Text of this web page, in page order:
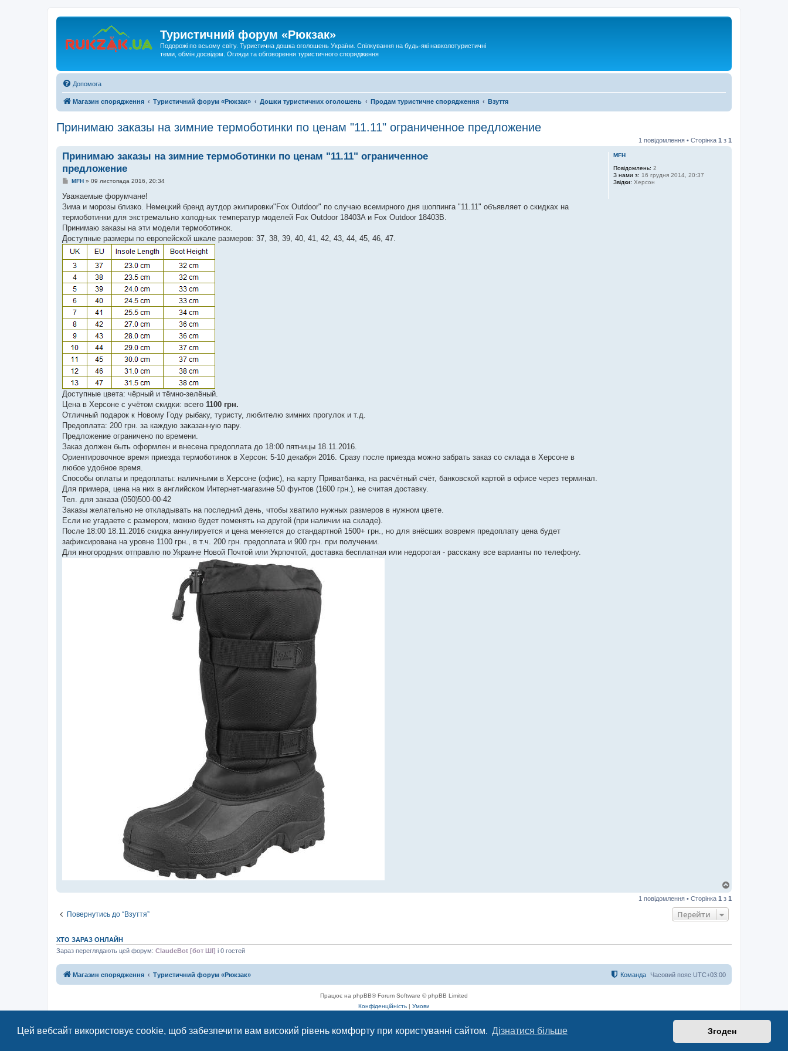
Цей вебсайт використовує cookie, щоб забезпечити вам високий рівень комфорту при користуванні сайтом. Дізнатися більше Згоден
Туристичний форум «Рюкзак»
Подорожі по всьому світу. Туристична дошка оголошень України. Спілкування на будь-які навколотуристичні
теми, обмін досвідом. Огляди та обговорення туристичного спорядження
Допомога
Магазин спорядження Туристичний форум «Рюкзак» Дошки туристичних оголошень Продам туристичне спорядження Взуття
Принимаю заказы на зимние термоботинки по ценам "11.11" ограниченное предложение
1 повідомлення • Сторінка 1 з 1
MFH
Повідомлень: 2
З нами з: 16 грудня 2014, 20:37
Звідки: Херсон
Принимаю заказы на зимние термоботинки по ценам "11.11" ограниченное
предложение
П
в
д
о
м
л
е
н
н
MFH» 09 листопада 2016, 20:34
Уважаемые форумчане!
Зима и морозы близко. Немецкий бренд аутдор экипировки"Fox Outdoor" по случаю всемирного дня шоппинга "11.11" объявляет о скидках на
термоботинки для экстремально холодных температур моделей Fox Outdoor 18403A и Fox Outdoor 18403B.
Принимаю заказы на эти модели термоботинок.
Доступные размеры по европейской шкале размеров: 37, 38, 39, 40, 41, 42, 43, 44, 45, 46, 47.
Доступные цвета: чёрный и тёмно-зелёный.
Цена в Херсоне с учётом скидки: всего 1100 грн.
Отличный подарок к Новому Году рыбаку, туристу, любителю зимних прогулок и т.д.
Предоплата: 200 грн. за каждую заказанную пару.
Предложение ограничено по времени.
Заказ должен быть оформлен и внесена предоплата до 18:00 пятницы 18.11.2016.
Ориентировочное время приезда термоботинок в Херсон: 5-10 декабря 2016. Сразу после приезда можно забрать заказ со склада в Херсоне в
любое удобное время.
Способы оплаты и предоплаты: наличными в Херсоне (офис), на карту Приватбанка, на расчётный счёт, банковской картой в офисе через терминал.
Для примера, цена на них в английском Интернет-магазине 50 фунтов (1600 грн.), не считая доставку.
Тел. для заказа (050)500-00-42
Заказы желательно не откладывать на последний день, чтобы хватило нужных размеров в нужном цвете.
Если не угадаете с размером, можно будет поменять на другой (при наличии на складе).
После 18:00 18.11.2016 скидка аннулируется и цена меняется до стандартной 1500+ грн., но для внёсших вовремя предоплату цена будет
зафиксирована на уровне 1100 грн., в т.ч. 200 грн. предоплата и 900 грн. при получении.
Для иногородних отправлю по Украине Новой Почтой или Укрпочтой, доставка бесплатная или недорогая - расскажу все варианты по телефону.
г
1 повідомлення • Сторінка 1 з 1
Повернутись до “Взуття” Перейти
ХТО ЗАРАЗ ОНЛАЙН
Зараз переглядають цей форум: ClaudeBot [бот ШІ] і 0 гостей
Магазин спорядження Туристичний форум «Рюкзак» Часовий пояс UTC+03:00
Команда
Працює на phpBB® Forum Software © phpBB Limited
Конфіденційність | Умови